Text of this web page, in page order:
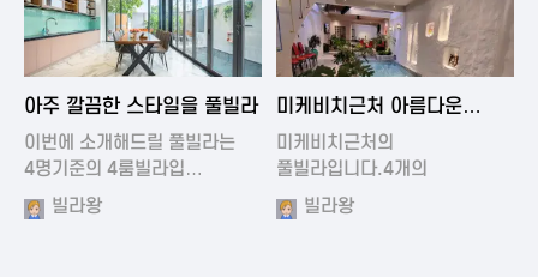
2024-11-19 01:01
아주 깔끔한 스타일을 풀빌라
이번에 소개해드릴 풀빌라는
4명기준의 4룸빌라입…
빌라왕
2024-11-16 15:32
미케비치근처 아름다운
풀빌라
미케비치근처의
풀빌라입니다.4개의
아름다운방과…
빌라왕